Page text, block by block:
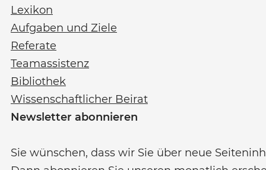
Lexikon
Aufgaben und Ziele
Referate
Teamassistenz
Bibliothek
Wissenschaftlicher Beirat
Newsletter abonnieren
Sie wünschen, dass wir Sie über neue